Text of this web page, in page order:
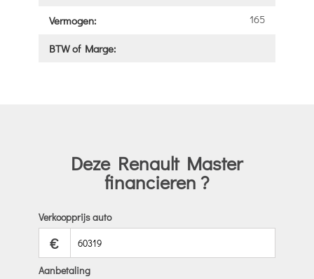
Vermogen: 165
BTW of Marge:
Deze Renault Master
financieren ?
Verkoopprijs auto
€
Aanbetaling